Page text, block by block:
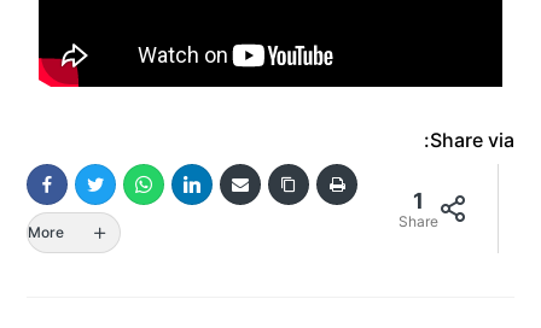
Share via:
1
Share
More